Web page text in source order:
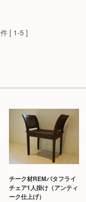
件 [ 1-5 ]
チーク材REMバタフライ
チェア1人掛け（アンティ
ーク仕上げ）